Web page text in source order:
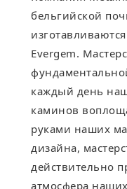
бельгийской
Evergem.
каждый день
каминов
руками наших
дизайна,
действительно
атмосфера